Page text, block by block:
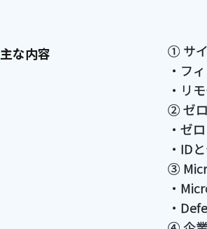
主な内容
① サ
・フ
・リ
② ゼ
・ゼ
・ID
③
・
・